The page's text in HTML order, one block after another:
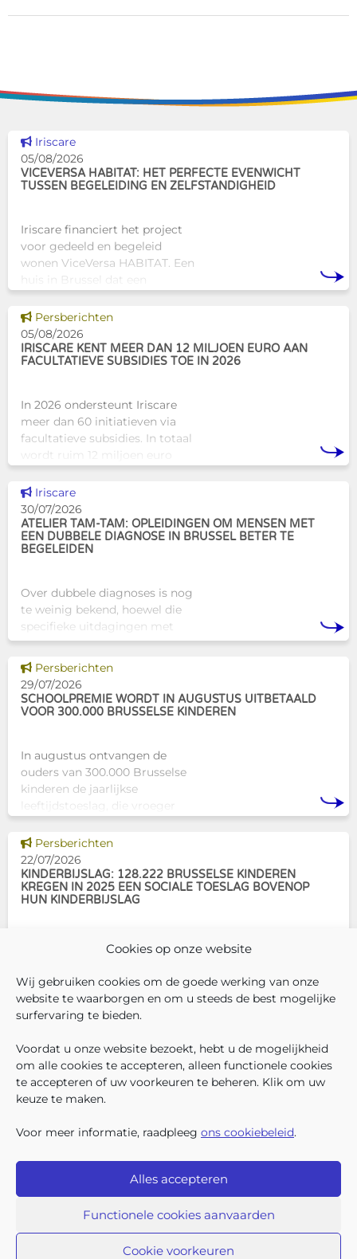
Cookies op onze website
Wij gebruiken cookies om de goede werking van onze
website te waarborgen en om u steeds de best mogelijke
surfervaring te bieden.
Voordat u onze website bezoekt, hebt u de mogelijkheid
om alle cookies te accepteren, alleen functionele cookies
te accepteren of uw voorkeuren te beheren. Klik om uw
keuze te maken.
Voor meer informatie, raadpleeg ons cookiebeleid.
Alles accepteren
Functionele cookies aanvaarden
Cookie voorkeuren
Dit nieuws tonen
Iriscare
05/08/2026
VICEVERSA HABITAT: HET PERFECTE EVENWICHT
TUSSEN BEGELEIDING EN ZELFSTANDIGHEID
Iriscare financiert het project
voor gedeeld en begeleid
wonen ViceVersa HABITAT. Een
huis in Brussel dat een
alternatief biedt voor de
traditionele
huisvestingsstructuren v
Dit nieuws tonen
Persberichten
05/08/2026
IRISCARE KENT MEER DAN 12 MILJOEN EURO AAN
FACULTATIEVE SUBSIDIES TOE IN 2026
In 2026 ondersteunt Iriscare
meer dan 60 initiatieven via
facultatieve subsidies. In totaal
wordt ruim 12 miljoen euro
Brusselse actoren die actief
zijn op het vlak van gezondhe
Dit nieuws tonen
Iriscare
30/07/2026
ATELIER TAM-TAM: OPLEIDINGEN OM MENSEN MET
EEN DUBBELE DIAGNOSE IN BRUSSEL BETER TE
BEGELEIDEN
Over dubbele diagnoses is nog
te weinig bekend, hoewel die
specifieke uitdagingen met
zich meebrengen voor zowel
professionals als naasten. In
Brussel biedt Atelier Tam-Tam
een concrete oplossing in
Dit nieuws tonen
Persberichten
29/07/2026
SCHOOLPREMIE WORDT IN AUGUSTUS UITBETAALD
VOOR 300.000 BRUSSELSE KINDEREN
In augustus ontvangen de
ouders van 300.000 Brusselse
kinderen de jaarlijkse
leeftijdstoeslag, die vroeger
schoolpremie. Deze financiële
ondersteuning helpt gezinnen
om de kosten
Dit nieuws tonen
Persberichten
22/07/2026
KINDERBIJSLAG: 128.222 BRUSSELSE KINDEREN
KREGEN IN 2025 EEN SOCIALE TOESLAG BOVENOP
HUN KINDERBIJSLAG
In december 2025 hadden
304.966 Brusselse kinderen
recht op kinderbijslag. Van hen
ontvingen 128.222 kinderen ook
een sociale toeslag boven op
komt overeen met 42,04% van
WIE ZIJN WIJ ?
WERKEN BIJ ONS
ALLE NIEUWSBERICHTEN
TRANSPARANTIE
CONTACTEER ONS
PERS
KLACHTEN
Iriscare • Belliardstraat 71 bus 2 • 1040 Brussel
Toegankelijkheids-verklaring
Bescherming van persoonsgegevens
Beding van afwijzing van aansprakelijkheid